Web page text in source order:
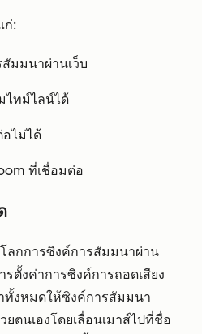
ก่:
มมนาผ่านเว็บ
ไทม์ไลน์ได้
ไม่ได้
ที่เชื่อมต่อ
ลกการซิงค์การสัมมนาผ่าน
ตั้งค่าการซิงค์การถอดเสียง
ทั้งหมดให้ซิงค์การสัมมนา
ตนเองโดยเลื่อนเมาส์ไปที่ชื่อ